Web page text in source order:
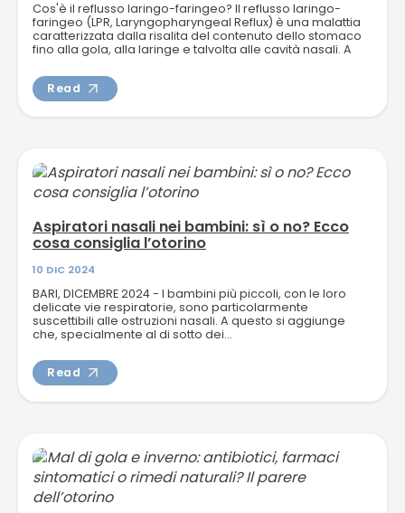
Cos'è il reflusso laringo-faringeo? Il reflusso laringo-
faringeo (LPR, Laryngopharyngeal Reflux) è una malattia
caratterizzata dalla risalita del contenuto dello stomaco
fino alla gola, alla laringe e talvolta alle cavità nasali. A
Read
Aspiratori nasali nei bambini: sì o no? Ecco
cosa consiglia l’otorino
10 DIC 2024
BARI, DICEMBRE 2024 - I bambini più piccoli, con le loro
delicate vie respiratorie, sono particolarmente
suscettibili alle ostruzioni nasali. A questo si aggiunge
che, specialmente al di sotto dei...
Read